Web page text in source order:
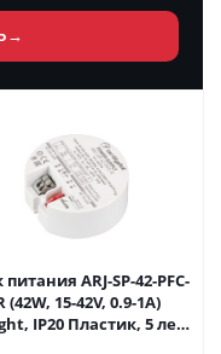
→
питания ARJ-SP-42-PFC-
(42W, 15-42V, 0.9-1A)
IP20 Пластик, 5 лет)